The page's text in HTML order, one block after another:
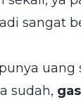
sangat
sudah,